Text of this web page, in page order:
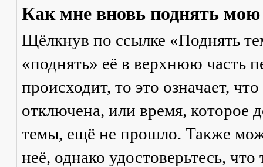
Как мне вновь поднять мою
Щёлкнув по ссылке «Поднять
«поднять» её в верхнюю часть
происходит, то это означает,
отключена, или время, которое
темы, ещё не прошло. Также
неё, однако удостоверьтесь,